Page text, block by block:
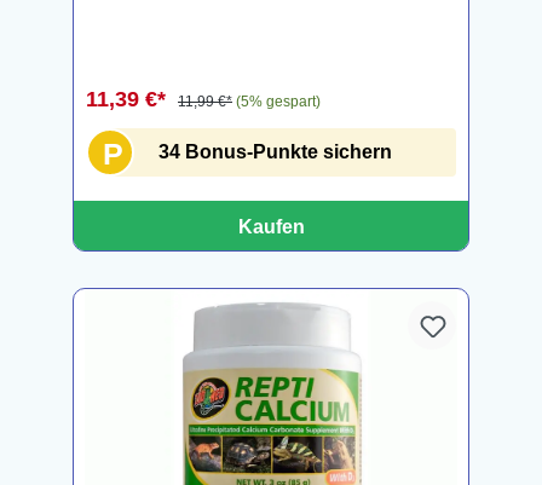
11,39 €* 11,99 €* (5% gespart)
P 34 Bonus-Punkte sichern
Kaufen